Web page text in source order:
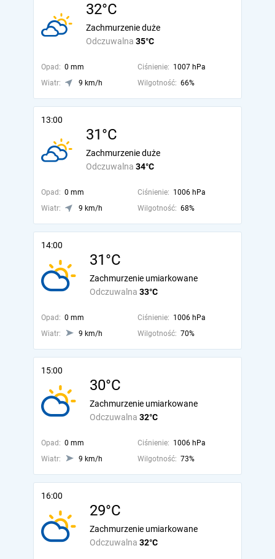
32°C
Odczuwalna 35°C
Zachmurzenie duże
Opad: 0 mm Ciśnienie: 1007 hPa
Wiatr:
9 km/h Wilgotność: 66%
13:00
31°C
Odczuwalna 34°C
Zachmurzenie duże
Opad: 0 mm Ciśnienie: 1006 hPa
Wiatr:
9 km/h Wilgotność: 68%
14:00
31°C
Odczuwalna 33°C
Zachmurzenie umiarkowane
Opad: 0 mm Ciśnienie: 1006 hPa
Wiatr:
9 km/h Wilgotność: 70%
15:00
30°C
Odczuwalna 32°C
Zachmurzenie umiarkowane
Opad: 0 mm Ciśnienie: 1006 hPa
Wiatr:
9 km/h Wilgotność: 73%
16:00
29°C
Odczuwalna 32°C
Zachmurzenie umiarkowane